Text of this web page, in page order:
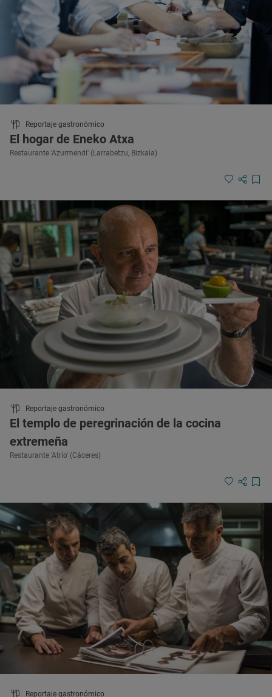
Reportaje gastronómico
El hogar de Eneko Atxa
Restaurante 'Azurmendi' (Larrabetzu, Bizkaia)
Reportaje gastronómico
El templo de peregrinación de la cocina
extremeña
Restaurante 'Atrio' (Cáceres)
Reportaje gastronómico